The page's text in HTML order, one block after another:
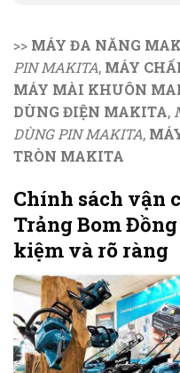
>> MÁY ĐA NĂNG
PIN MAKITA, MÁY
MÁY MÀI KHUÔN
DÙNG ĐIỆN MAKITA,
DÙNG PIN MAKITA,
TRÒN MAKITA
Chính sách vận
Trảng Bom
kiệm và rõ ràng